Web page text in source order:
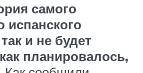
самого
испанского
и не будет
планировалось,